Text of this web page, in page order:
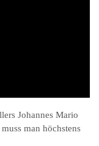
Johannes Mario
man höchstens